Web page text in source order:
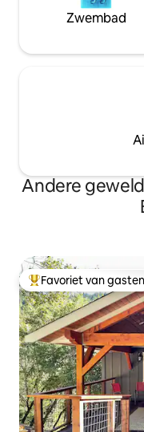
Zwembad
Andere
Topfavoriet van
Favoriet van gasten